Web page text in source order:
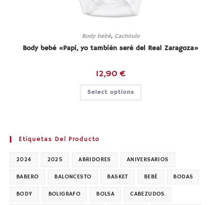
Body bebé, Cachirulo
Body bebé «Papi, yo también seré del Real Zaragoza»
12,90 €
Select options
Etiquetas Del Producto
2024 2025 ABRIDORES ANIVERSARIOS
BABERO BALONCESTO BASKET BEBÉ BODAS
BODY BOLIGRAFO BOLSA CABEZUDOS